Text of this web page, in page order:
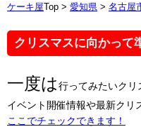
ケーキ屋 Top > 愛知県 > 名古屋
クリスマスに向かって
一度は行ってみたいクリ
イベント開催情報や最新ク
ここでチェックできます！